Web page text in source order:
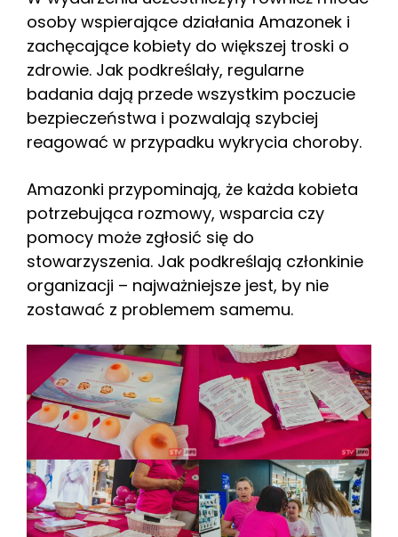
osoby wspierające działania Amazonek i
zachęcające kobiety do większej troski o
zdrowie. Jak podkreślały, regularne
badania dają przede wszystkim poczucie
bezpieczeństwa i pozwalają szybciej
reagować w przypadku wykrycia choroby.
Amazonki przypominają, że każda kobieta
potrzebująca rozmowy, wsparcia czy
pomocy może zgłosić się do
stowarzyszenia. Jak podkreślają członkinie
organizacji – najważniejsze jest, by nie
zostawać z problemem samemu.